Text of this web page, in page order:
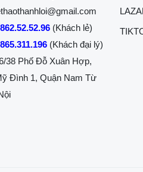
(Khách lẻ)
(Khách đại lý)
38 Phố Đỗ Xuân Hợp,
Đình 1, Quận Nam Từ